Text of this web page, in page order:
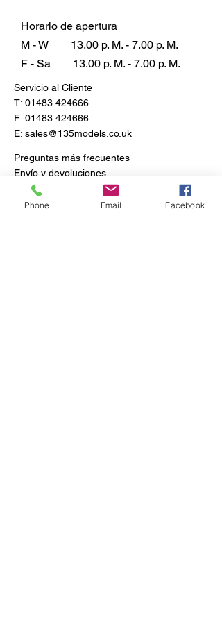
Horario de apertura
M - W
13.00 p. M. - 7.00 p. M.
F - Sa
13.00 p. M. - 7.00 p. M.
Servicio al Cliente
T: 01483 424666
F: 01483 424666
E: sales@135models.co.uk
Preguntas más frecuentes
Envío y devoluciones
Política de la tienda
Phone Email Facebook